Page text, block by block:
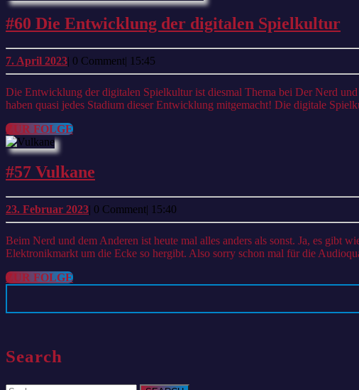
#60 Die Entwicklung der digitalen Spielkultur
7. April 20237.
April
2023
| 0 Comment| 15:45
Die Entwicklung der digitalen Spielkultur ist diesmal Thema bei Der Nerd und der Andere. Hierbei schweifen wir immer wieder in unsere Kindheit und Jugend ab. Wir sind nun mal damit groß geworden und
haben quasi jedes Stadium dieser Entwicklung mitgemacht! Die digitale
ZUR FOLGEZUR
#57 Vulkane
23. Februar 202323.
Februar
2023
| 0 Comment| 15:40
Beim Nerd und dem Anderen ist heute mal alles anders als sonst. Ja, es gibt wieder ein interessantes Thema, aber die Technik ist wirklich... anders. Aufgenommen nur mit dem allernötigsten, was der
Elektronikmarkt um die Ecke so hergibt. Also sorry schon mal für die
ZUR FOLGEZUR
FOLGE
Search